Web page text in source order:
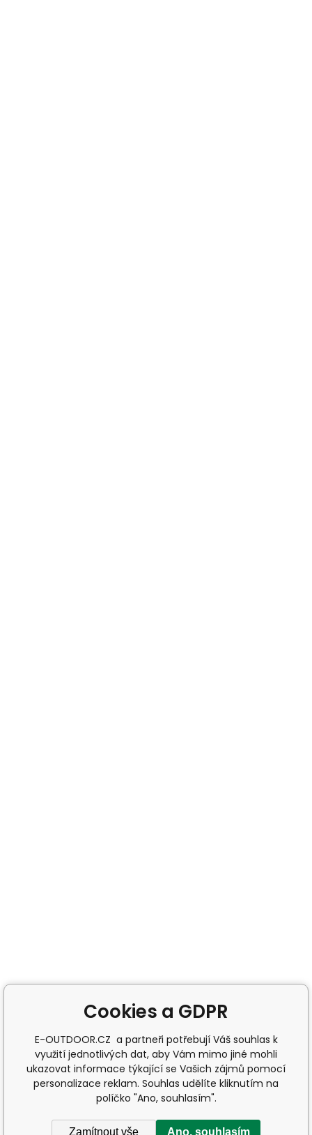
Cookies a GDPR
E-OUTDOOR.CZ a partneři potřebují Váš souhlas k
využití jednotlivých dat, aby Vám mimo jiné mohli
ukazovat informace týkající se Vašich zájmů pomocí
personalizace reklam. Souhlas udělíte kliknutím na
políčko "Ano, souhlasím".
Zamítnout vše Ano, souhlasím